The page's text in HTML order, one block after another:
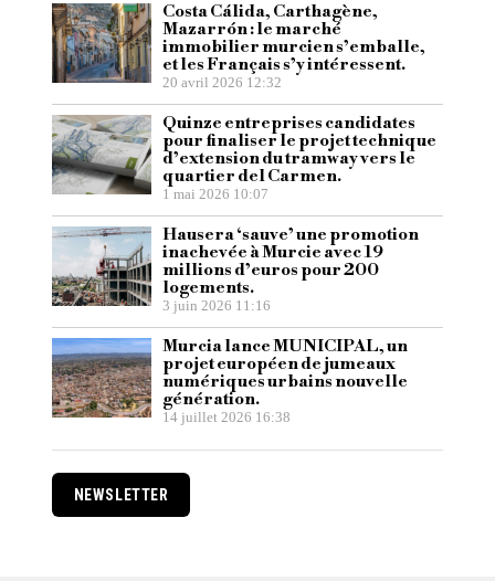
Costa Cálida, Carthagène,
Mazarrón : le marché
immobilier murcien s’emballe,
et les Français s’y intéressent.
20 avril 2026 12:32
Quinze entreprises candidates
pour finaliser le projet technique
d’extension du tramway vers le
quartier del Carmen.
1 mai 2026 10:07
Hausera ‘sauve’ une promotion
inachevée à Murcie avec 19
millions d’euros pour 200
logements.
3 juin 2026 11:16
Murcia lance MUNICIPAL, un
projet européen de jumeaux
numériques urbains nouvelle
génération.
14 juillet 2026 16:38
NEWSLETTER